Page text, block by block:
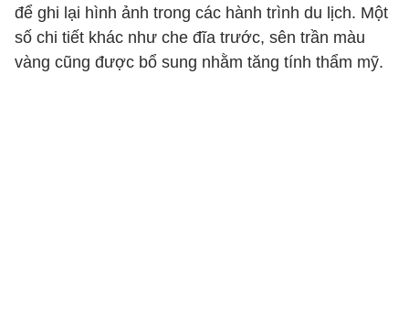
để ghi lại hình ảnh trong các hành trình du lịch. Một
số chi tiết khác như che đĩa trước, sên trần màu
vàng cũng được bổ sung nhằm tăng tính thẩm mỹ.